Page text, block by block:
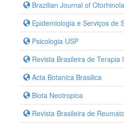
Brazilian Journal of
Epidemiologia e Serviços de
Psicologia USP
Revista Brasileira de Terapia
Acta Botanica Brasilica
Biota Neotropica
Revista Brasileira de